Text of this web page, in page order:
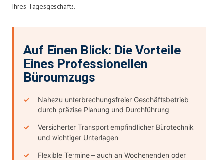
Ihres Tagesgeschäfts.
Auf Einen Blick: Die Vorteile
Eines Professionellen
Büroumzugs
Nahezu unterbrechungsfreier Geschäftsbetrieb
durch präzise Planung und Durchführung
Versicherter Transport empfindlicher Bürotechnik
und wichtiger Unterlagen
Flexible Termine – auch an Wochenenden oder